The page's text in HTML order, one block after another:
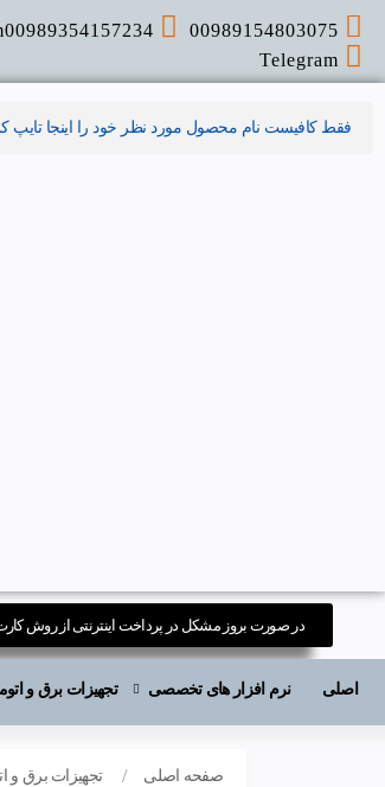
00989154803075
00989354157234
Telegram
در صورت بروز مشکل در پرداخت اینترنتی از روش کارت
اصلی نرم افزار های تخصصی تجهیزات برق و
صفحه اصلی تجهیزات برق و